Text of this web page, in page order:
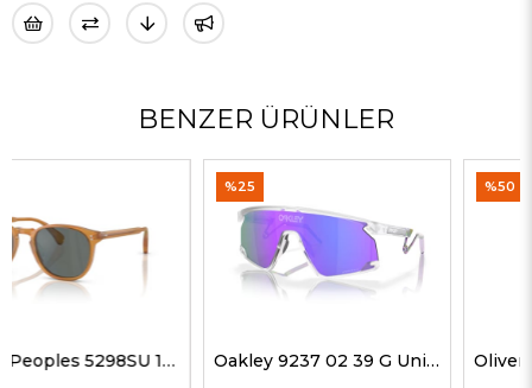
BENZER ÜRÜNLER
Oakley 9237 02 39 G Unisex Güneş Gözlükleri Oliver Peoples 5514SU 1678C5 51 G Unisex Güneş Gözlükleri